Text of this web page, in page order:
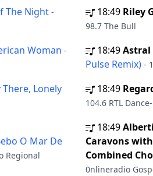
The Night -
18:49 Riley
98.7 The Bull
Woman -
18:49Astral
Pulse Remix) -
There, Lonely
18:49
104.6 RTL
O Mar De
Regional
18:49
Caravons
Combined
0nlineradio